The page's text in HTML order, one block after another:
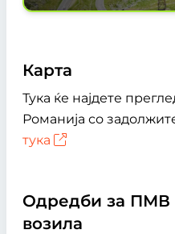
Карта
Тука ќе најдете
Романија со
тука
Одредби за ПМВ
возила